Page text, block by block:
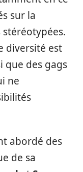
sur la
diversité est
que des gags
ne
abordé des
de sa